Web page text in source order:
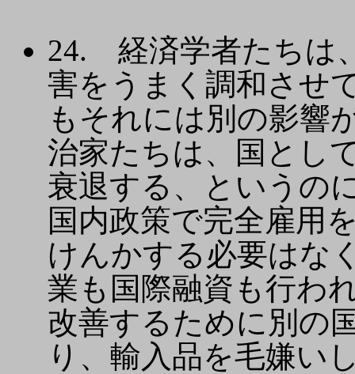
24. 経済学者たちは
害をうまく調和させ
もそれには別の影響
治家たちは、国とし
衰退する、というの
国内政策で完全雇用
けんかする必要はな
業も国際融資も行わ
改善するために別の
り、輸入品を毛嫌い